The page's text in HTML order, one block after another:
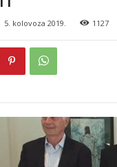
5. kolovoza 2019. 1127